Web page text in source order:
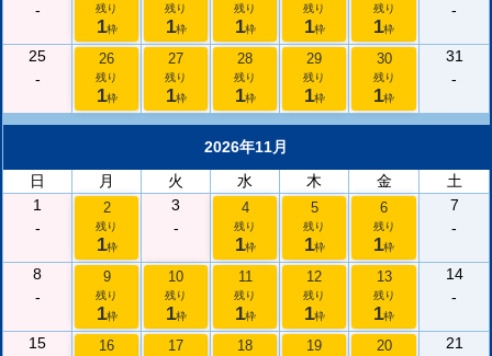
-
残り
1枠
残り
1枠
残り
1枠
残り
1枠
残り
1枠
-
25
-
26
残り
1枠
27
残り
1枠
28
残り
1枠
29
残り
1枠
30
残り
1枠
31
-
2026年11月
日
月 火 水 木 金
土
1
-
2
残り
1枠
3
-
4
残り
1枠
5
残り
1枠
6
残り
1枠
7
-
8
-
9
残り
1枠
10
残り
1枠
11
残り
1枠
12
残り
1枠
13
残り
1枠
14
-
15
16 17 18 19 20
21